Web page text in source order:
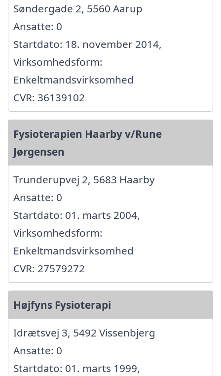
Søndergade 2, 5560 Aarup
Ansatte: 0
Startdato: 18. november 2014,
Virksomhedsform:
Enkeltmandsvirksomhed
CVR: 36139102
Fysioterapien Haarby v/Rune
Jørgensen
Trunderupvej 2, 5683 Haarby
Ansatte: 0
Startdato: 01. marts 2004,
Virksomhedsform:
Enkeltmandsvirksomhed
CVR: 27579272
Højfyns Fysioterapi
Idrætsvej 3, 5492 Vissenbjerg
Ansatte: 0
Startdato: 01. marts 1999,